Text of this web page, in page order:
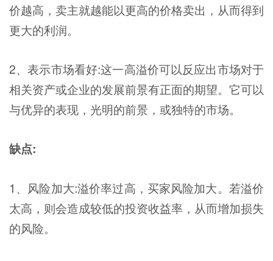
价越高，卖主就越能以更高的价格卖出，从而得到
更大的利润。
2、表示市场看好:这一高溢价可以反应出市场对于
相关资产或企业的发展前景有正面的期望。它可以
与优异的表现，光明的前景，或独特的市场。
缺点:
1、风险加大:溢价率过高，买家风险加大。若溢价
太高，则会造成较低的投资收益率，从而增加损失
的风险。